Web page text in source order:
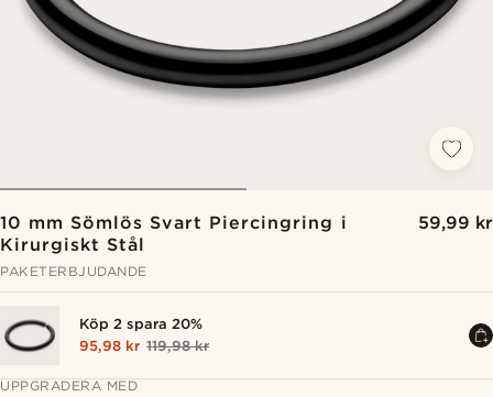
10 mm Sömlös Svart Piercingring i
Kirurgiskt Stål
59,99 kr
PAKETERBJUDANDE
Köp 2 spara 20%
95,98 kr 119,98 kr
UPPGRADERA MED